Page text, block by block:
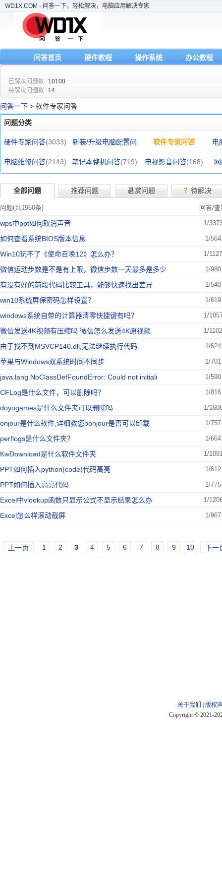
WD1X.COM - 问答一下，轻松解决，电脑应用解决专家
问答首页 硬件教程 操作系统 办公教程
已解决问题数: 10100
待解决问题数: 14
问答一下 > 软件专家问答
问题分类
硬件专家问答(3033) 新装/升级电脑配置问
答(695)
软件专家问答
(1959)
电
电脑维修问答(2143) 笔记本整机问答(719) 电视影音问答(168)
全部问题 推荐问题 悬赏问题 ？ 待解决
问题(共1960条) 回答/查
wps中ppt如何取消声音 1/
如何查看系统BIOS版本信息 1/564
Win10玩不了《使命召唤12》怎么办？ 1/1127
微信运动步数是不是有上限，微信步数一天最多是多少 1/980
有没有好的前段代码比较工具，能够快速找出差异 1/540
win10系统屏保密码怎样设置？ 1/619
windows系统自带的计算器清零快捷键有吗？ 1/
微信发送4K视频有压缩吗 微信怎么发送4K原视频 1/1102
由于找不到MSVCP140.dll,无法继续执行代码 1/624
苹果与Windows双系统时间不同步 1/701
java.lang.NoClassDefFoundError: Could not initiali 1/590
CFLog是什么文件，可以删除吗？ 1/816
doyogames是什么文件夹可以删除吗 1/
onjour是什么软件,详细教您bonjour是否可以卸载 1/757
perflogs是什么文件夹？ 1/664
KwDownload是什么软件文件夹 1/
PPT如何插入python(code)代码高亮 1/612
PPT如何插入高亮代码 1/775
Excel中vlookup函数只显示公式不显示结果怎么办 1/
Excel怎么样滚动截屏 1/967
上一页 1 2 3 4 5 6 7 8 9 10 下一
关于我们
版权
Copyright © 2021-